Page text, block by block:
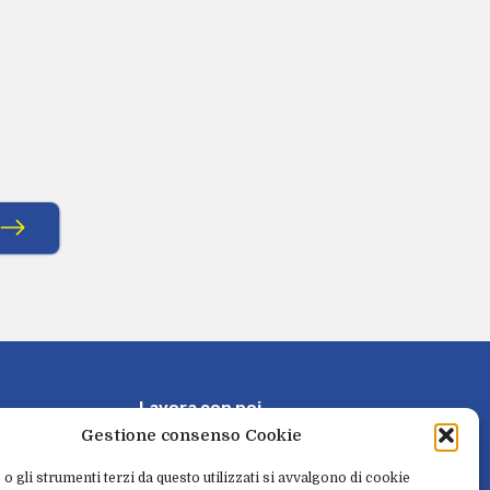
Gestione consenso Cookie
o gli strumenti terzi da questo utilizzati si avvalgono di cookie
Lavoraconnoi
Pr enotaeritira